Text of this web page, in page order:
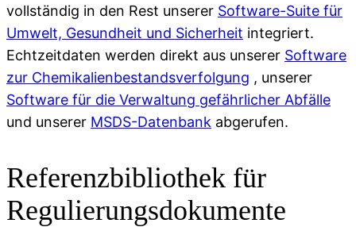
vollständig in den Rest unserer Software-Suite für
Umwelt, Gesundheit und Sicherheit integriert.
Echtzeitdaten werden direkt aus unserer Software
zur Chemikalienbestandsverfolgung , unserer
Software für die Verwaltung gefährlicher Abfälle
und unserer MSDS-Datenbank abgerufen.
Referenzbibliothek für
Regulierungsdokumente